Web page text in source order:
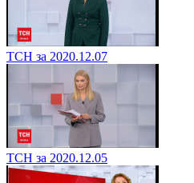
ТСН за 2020.12.07
ТСН за 2020.12.05